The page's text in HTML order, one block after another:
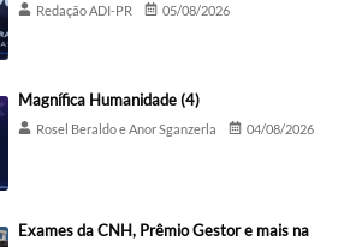
Redação ADI-PR 05/08/2026
Magnífica Humanidade (4)
Rosel Beraldo e Anor Sganzerla 04/08/2026
Exames da CNH, Prêmio Gestor e mais na